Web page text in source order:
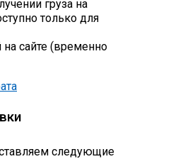
груза на
только для
на сайте (временно
следующие